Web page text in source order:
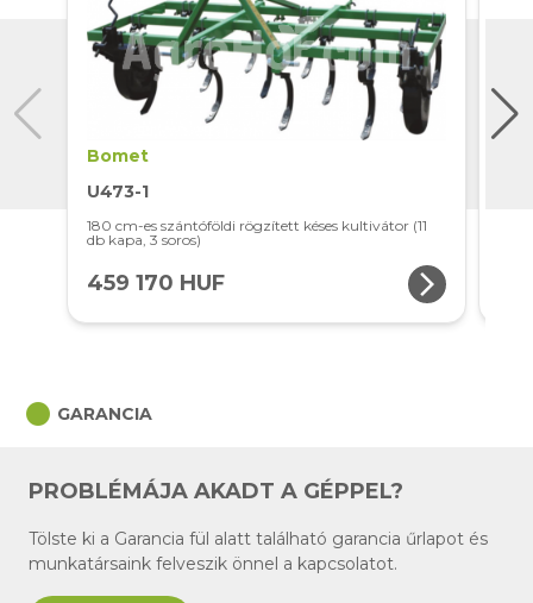
Bomet
U473-1
180 cm-es szántóföldi rögzített késes kultivátor (11
db kapa, 3 soros)
459 170 HUF arrow_forward_ios
circle GARANCIA
PROBLÉMÁJA AKADT A GÉPPEL?
Tölste ki a Garancia fül alatt található garancia űrlapot és
munkatársaink felveszik önnel a kapcsolatot.